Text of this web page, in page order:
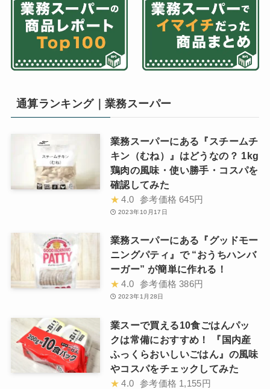
通算ランキング｜業務スーパー
業務スーパーにある『スチームチ
キン（むね）』はどうなの？ 1kg
鶏肉の風味・使い勝手・コスパを
確認してみた
★ 4.0 参考価格 645円
2023年10月17日
業務スーパーにある『グッドモー
ニングパティ』で “おうちハンバ
ーガー” が簡単に作れる！
★ 4.0 参考価格 386円
2023年1月28日
業スーで買える10食ごはんパッ
クは常備におすすめ！ 『国内産
ふっくらおいしいごはん』の風味
やコスパをチェックしてみた
★ 4.0 参考価格 1,155円